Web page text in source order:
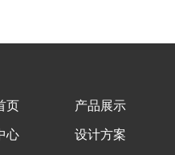
页 产品展示
心 设计方案